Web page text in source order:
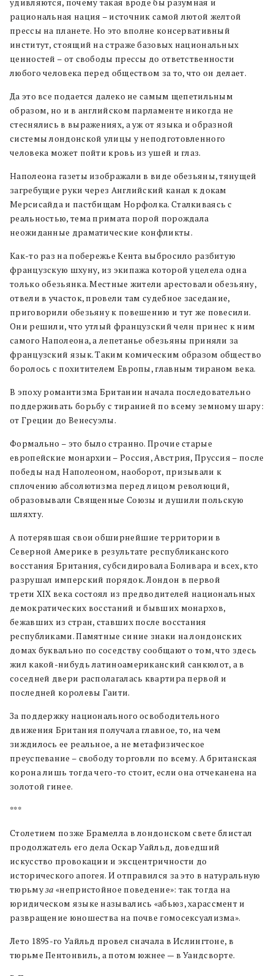
удивляются, почему такая вроде бы разумная и
рациональная нация – источник самой лютой желтой
прессы на планете. Но это вполне консервативный
институт, стоящий на страже базовых национальных
ценностей – от свободы прессы до ответственности
любого человека перед обществом за то, что он делает.
Да это все подается далеко не самым щепетильным
образом, но и в английском парламенте никогда не
стеснялись в выражениях, а уж от языка и образной
системы лондонской улицы у неподготовленного
человека может пойти кровь из ушей и глаз.
Наполеона газеты изображали в виде обезьяны, тянущей
загребущие руки через Английский канал к докам
Мерсисайда и пастбищам Норфолка. Сталкиваясь с
реальностью, тема примата порой порождала
неожиданные драматические конфликты.
Как-то раз на побережье Кента выбросило разбитую
французскую шхуну, из экипажа которой уцелела одна
только обезьянка. Местные жители арестовали обезьяну,
отвели в участок, провели там судебное заседание,
приговорили обезьяну к повешению и тут же повесили.
Они решили, что утлый французский челн принес к ним
самого Наполеона, а лепетанье обезьяны приняли за
французский язык. Таким комическим образом общество
боролось с похитителем Европы, главным тираном века.
В эпоху романтизма Британии начала последовательно
поддерживать борьбу с тиранией по всему земному шару:
от Греции до Венесуэлы.
Формально – это было странно. Прочие старые
европейские монархии – Россия, Австрия, Пруссия – после
победы над Наполеоном, наоборот, призывали к
сплочению абсолютизма перед лицом революций,
образовывали Священные Союзы и душили польскую
шляхту.
А потерявшая свои обширнейшие территории в
Северной Америке в результате республиканского
восстания Британия, субсидировала Боливара и всех, кто
разрушал имперский порядок. Лондон в первой
трети XIX века состоял из предводителей национальных
демократических восстаний и бывших монархов,
бежавших из стран, ставших после восстания
республиками. Памятные синие знаки на лондонских
домах буквально по соседству сообщают о том, что здесь
жил какой-нибудь латиноамериканский санкюлот, а в
соседней двери располагалась квартира первой и
последней королевы Гаити.
За поддержку национального освободительного
движения Британия получала главное, то, на чем
зиждилось ее реальное, а не метафизическое
преуспевание – свободу торговли по всему. А британская
корона лишь тогда чего-то стоит, если она отчеканена на
золотой гинее.
***
Столетием позже Брамелла в лондонском свете блистал
продолжатель его дела Оскар Уайльд, доведший
искусство провокации и эксцентричности до
исторического апогея. И отправился за это в натуральную
тюрьмуза«непристойное поведение»: так тогда на
юридическом языке назывались «абьюз, харассмент и
развращение юношества на почве гомосексуализма».
Лето 1895-го Уайльд провел сначала в Ислингтоне, в
тюрьме Пентонвиль, а потом южнее — в Уандсворте.